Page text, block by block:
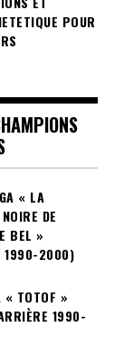
POUR
« LA
DE
BEL »
1990-2000)
« TOTOF »
1990-